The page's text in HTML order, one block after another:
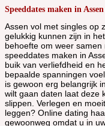
Speeddates maken in Assen
Assen vol met singles op
gelukkig kunnen zijn in
behoefte om weer
speeddates maken in
buik van verliefdheid en
bepaalde spanningen
is gewoon erg belangrijk
wilt gaan daten laat deze
slippen. Verlegen en
leggen? Online dating
gewoonweg omdat u in